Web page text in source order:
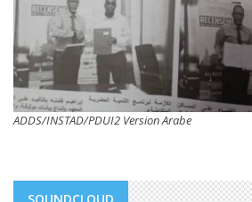
ADDS/INSTAD/PDUI2 Version Arabe
SOUNDCLOUD